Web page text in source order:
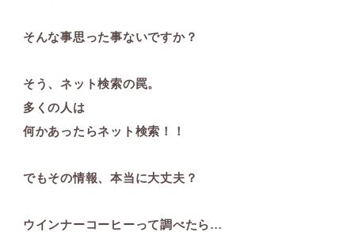
そんな事思った事ないですか？
そう、ネット検索の罠。
多くの人は
何かあったらネット検索！！
でもその情報、本当に大丈夫？
ウインナーコーヒーって調べたら…